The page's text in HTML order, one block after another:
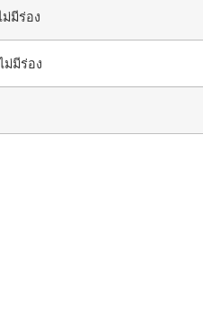
มีร่อง
ม่มีร่อง